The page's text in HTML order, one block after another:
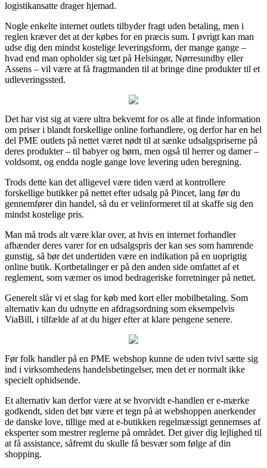
logistikansatte drager hjemad.
Nogle enkelte internet outlets tilbyder fragt uden betaling, men i
reglen kræver det at der købes for en præcis sum. I øvrigt kan man
udse dig den mindst kostelige leveringsform, der mange gange –
hvad end man opholder sig tæt på Helsingør, Nørresundby eller
Assens – vil være at få fragtmanden til at bringe dine produkter til et
udleveringssted.
Det har vist sig at være ultra bekvemt for os alle at finde information
om priser i blandt forskellige online forhandlere, og derfor har en hel
del PME outlets på nettet været nødt til at sænke udsalgspriserne på
deres produkter – til babyer og børn, men også til herrer og damer –
voldsomt, og endda nogle gange love levering uden beregning.
Trods dette kan det alligevel være tiden værd at kontrollere
forskellige butikker på nettet efter udsalg på Pincet, lang før du
gennemfører din handel, så du er velinformeret til at skaffe sig den
mindst kostelige pris.
Man må trods alt være klar over, at hvis en internet forhandler
afhænder deres varer for en udsalgspris der kan ses som hamrende
gunstig, så bør det undertiden være en indikation på en uoprigtig
online butik. Kortbetalinger er på den anden side omfattet af et
reglement, som værner os imod bedrageriske forretninger på nettet.
Generelt slår vi et slag for køb med kort eller mobilbetaling. Som
alternativ kan du udnytte en afdragsordning som eksempelvis
ViaBill, i tilfælde af at du higer efter at klare pengene senere.
Før folk handler på en PME webshop kunne de uden tvivl sætte sig
ind i virksomhedens handelsbetingelser, men det er normalt ikke
specielt ophidsende.
Et alternativ kan derfor være at se hvorvidt e-handlen er e-mærke
godkendt, siden det bør være et tegn på at webshoppen anerkender
de danske love, tillige med at e-butikken regelmæssigt gennemses af
eksperter som mestrer reglerne på området. Det giver dig lejlighed til
at få assistance, såfremt du skulle få besvær som følge af din
shopping.